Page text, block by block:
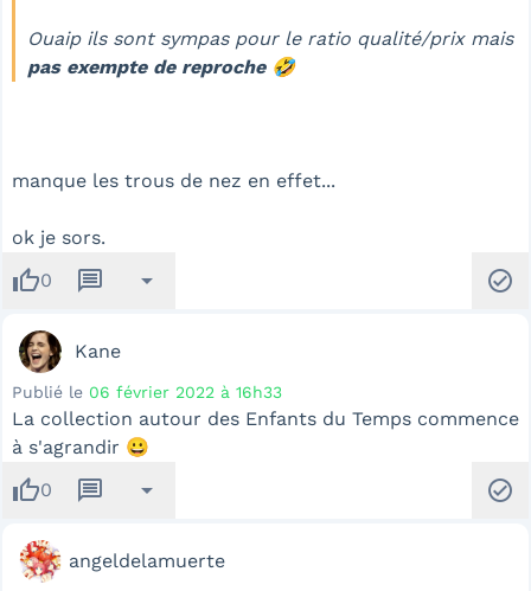
Ouaip ils sont sympas pour le ratio qualité/prix mais
pas exempte de reproche🤣
manque les trous de nez en effet...
ok je sors.
thumb_up0 message arrow_drop_down check_circle
Kane
Publié le 06 février 2022 à 16h33
La collection autour des Enfants du Temps commence
à s'agrandir 😀
thumb_up0 message arrow_drop_down check_circle
angeldelamuerte